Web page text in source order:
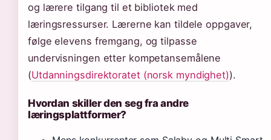
og lærere tilgang til et bibliotek med
læringsressurser. Lærerne kan tildele oppgaver,
følge elevens fremgang, og tilpasse
undervisningen etter kompetansemålene
(Utdanningsdirektoratet (norsk myndighet)).
Hvordan skiller den seg fra andre
læringsplattformer?